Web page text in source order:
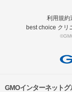
利用規約
best choice クリ
GMOインターネット